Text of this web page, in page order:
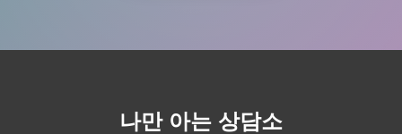
나만 아는 상담소